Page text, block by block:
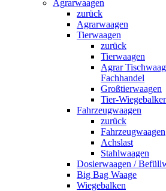
Agrarwaagen
zurück
Agrarwaagen
Tierwaagen
zurück
Tierwaagen
Agrar
Fachhandel
Großtierwaagen
Tier-
Fahrzeugwaagen
zurück
Fahrzeugwaagen
Achslast
Stahlwaagen
Dosierwaagen /
Big Bag Waage
Wiegebalken